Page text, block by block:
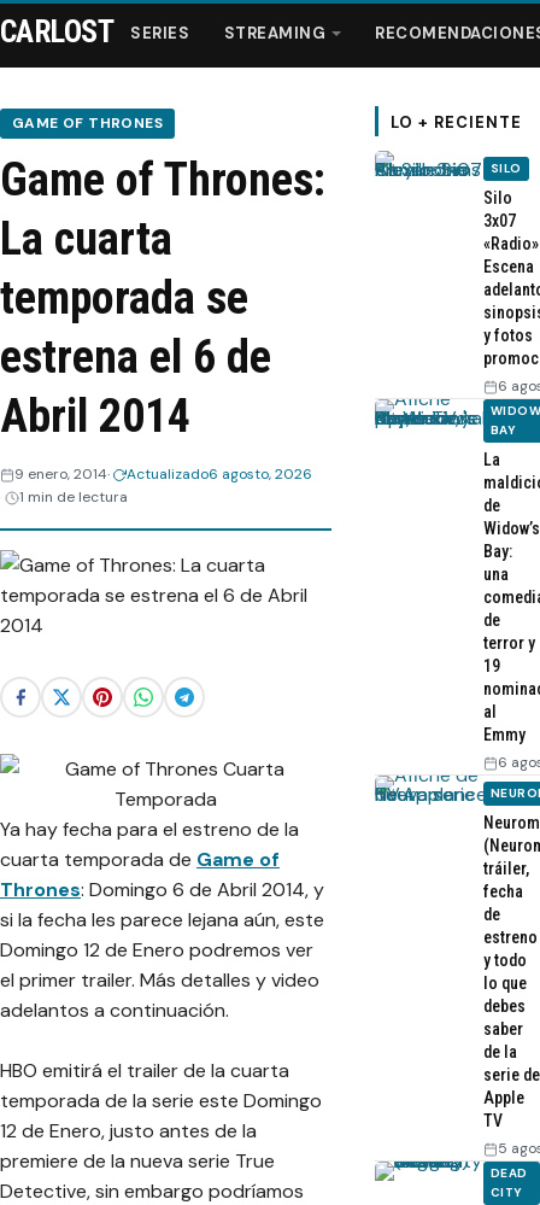
Series
Streaming
Recomendaciones
CARLOST SERIES STREAMING
GAME OF THRONES
Game of Thrones:
La cuarta
temporada se
estrena el 6 de
Abril 2014
9 enero, 2014 Actualizado6 agosto, 2026
1 min de lectura
Ya hay fecha para el estreno de la
cuarta temporada de Game of
Thrones: Domingo 6 de Abril 2014, y
si la fecha les parece lejana aún, este
Domingo 12 de Enero podremos ver
el primer trailer. Más detalles y video
adelantos a continuación.
HBO emitirá el trailer de la cuarta
temporada de la serie este Domingo
12 de Enero, justo antes de la
premiere de la nueva serie True
Detective, sin embargo podríamos
LO + RECIENTE
SILO
Silo
3x07
Escena
y fotos
6
BAY
La
de
Widow’s
Bay:
una
de
terror y
19
al
Emmy
6
tráiler,
fecha
de
estreno
y todo
lo que
debes
saber
de la
serie de
Apple
TV
5
DEAD
CITY